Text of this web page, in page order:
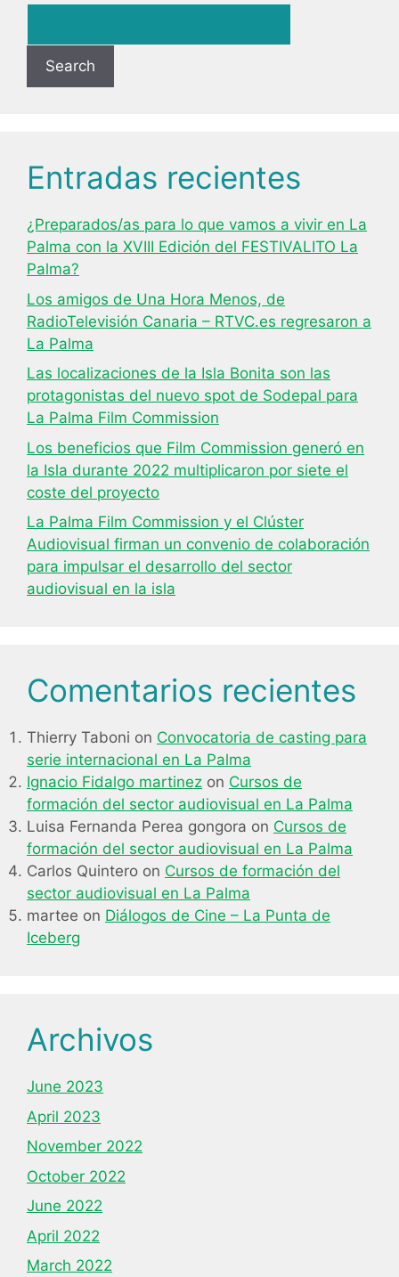
Search
Entradas recientes
¿Preparados/as para lo que vamos a vivir en La
Palma con la XVIII Edición del FESTIVALITO La
Palma?
Los amigos de Una Hora Menos, de
RadioTelevisión Canaria – RTVC.es regresaron a
La Palma
Las localizaciones de la Isla Bonita son las
protagonistas del nuevo spot de Sodepal para
La Palma Film Commission
Los beneficios que Film Commission generó en
la Isla durante 2022 multiplicaron por siete el
coste del proyecto
La Palma Film Commission y el Clúster
Audiovisual firman un convenio de colaboración
para impulsar el desarrollo del sector
audiovisual en la isla
Comentarios recientes
Thierry Taboni on Convocatoria de casting para
serie internacional en La Palma
Ignacio Fidalgo martinez on Cursos de
formación del sector audiovisual en La Palma
Luisa Fernanda Perea gongora on Cursos de
formación del sector audiovisual en La Palma
Carlos Quintero on Cursos de formación del
sector audiovisual en La Palma
martee on Diálogos de Cine – La Punta de
Iceberg
Archivos
June 2023
April 2023
November 2022
October 2022
June 2022
April 2022
March 2022